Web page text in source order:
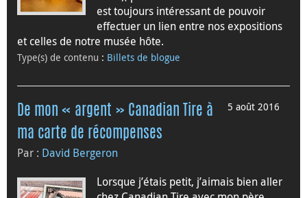
est toujours intéressant de pouvoir
effectuer un lien entre nos expositions
et celles de notre musée hôte.
Type(s) de contenu : Billets de blogue
5 août 2016
De mon « argent » Canadian Tire à
ma carte de récompenses
Par : David Bergeron
Lorsque j’étais petit, j’aimais bien aller